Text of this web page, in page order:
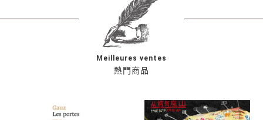
熱門商品
Meilleures ventes